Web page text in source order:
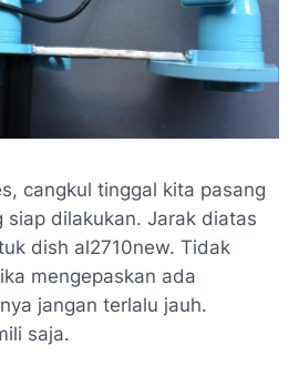
cangkul tinggal kita pasang
siap dilakukan. Jarak diatas
dish al2710new. Tidak
mengepaskan ada
jangan terlalu jauh.
saja.